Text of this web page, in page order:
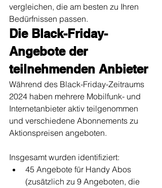
vergleichen, die am besten zu Ihren
Bedürfnissen passen.
Die Black-Friday-
Angebote der
teilnehmenden Anbieter
Während des Black-Friday-Zeitraums
2024 haben mehrere Mobilfunk- und
Internetanbieter aktiv teilgenommen
und verschiedene Abonnements zu
Aktionspreisen angeboten.
Insgesamt wurden identifiziert:
45 Angebote für Handy Abos
(zusätzlich zu 9 Angeboten, die